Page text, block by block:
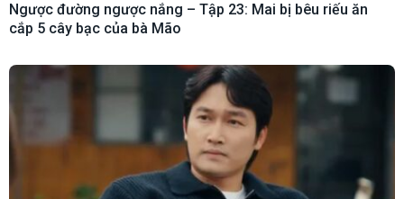
Ngược đường ngược nắng – Tập 23: Mai bị bêu riếu ăn
cắp 5 cây bạc của bà Mão